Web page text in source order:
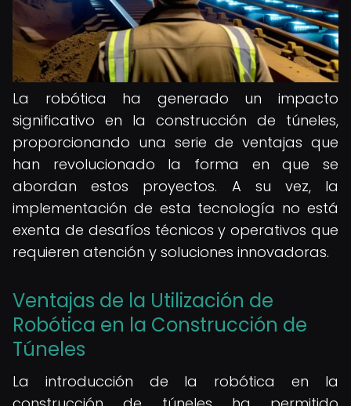
La robótica ha generado un impacto
significativo en la construcción de túneles,
proporcionando una serie de ventajas que
han revolucionado la forma en que se
abordan estos proyectos. A su vez, la
implementación de esta tecnología no está
exenta de desafíos técnicos y operativos que
requieren atención y soluciones innovadoras.
Ventajas de la Utilización de
Robótica en la Construcción de
Túneles
La introducción de la robótica en la